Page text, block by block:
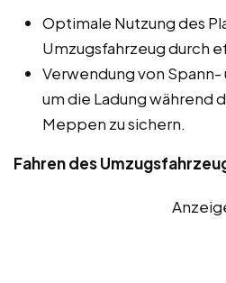
Optimale Nutzung des
Umzugsfahrzeug durch
Verwendung von
um die Ladung während
Meppen zu sichern.
Fahren des